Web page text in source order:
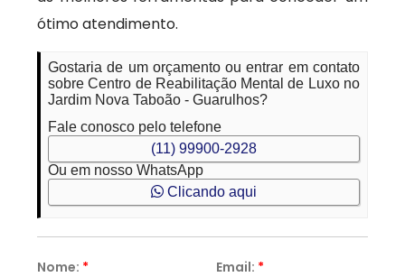
ótimo atendimento.
Gostaria de um orçamento ou entrar em contato
sobre Centro de Reabilitação Mental de Luxo no
Jardim Nova Taboão - Guarulhos?
Fale conosco pelo telefone
(11) 99900-2928
Ou em nosso WhatsApp
Clicando aqui
Nome: * Email: *